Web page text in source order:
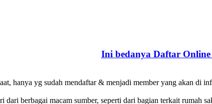
Ini bedanya Daftar
hanya yg sudah mendaftar & menjadi member yang akan di
berbagai macam sumber, seperti dari bagian terkait rumah